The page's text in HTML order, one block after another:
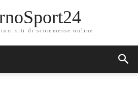
siti di scommesse online